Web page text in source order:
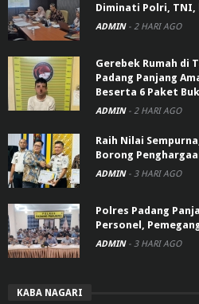
Diminati Polri, TNI,
ADMIN - 2 HARI AGO
Gerebek Rumah di
Padang Panjang
Beserta 6 Paket
ADMIN - 2 HARI AGO
Raih Nilai
Borong
ADMIN - 3 HARI AGO
Polres Padang
Personel,
ADMIN - 3 HARI AGO
KABA NAGARI